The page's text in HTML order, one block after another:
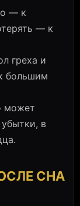
— к
— к
греха и
большим
может
в
СНА